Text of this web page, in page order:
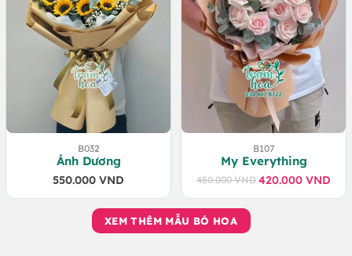
B032
Ánh Dương
550.000 VND
B107
My Everything
450.000VND Giá
gốc
420.000VND
Giá
hiện
XEM THÊM MẪU BÓ HOA